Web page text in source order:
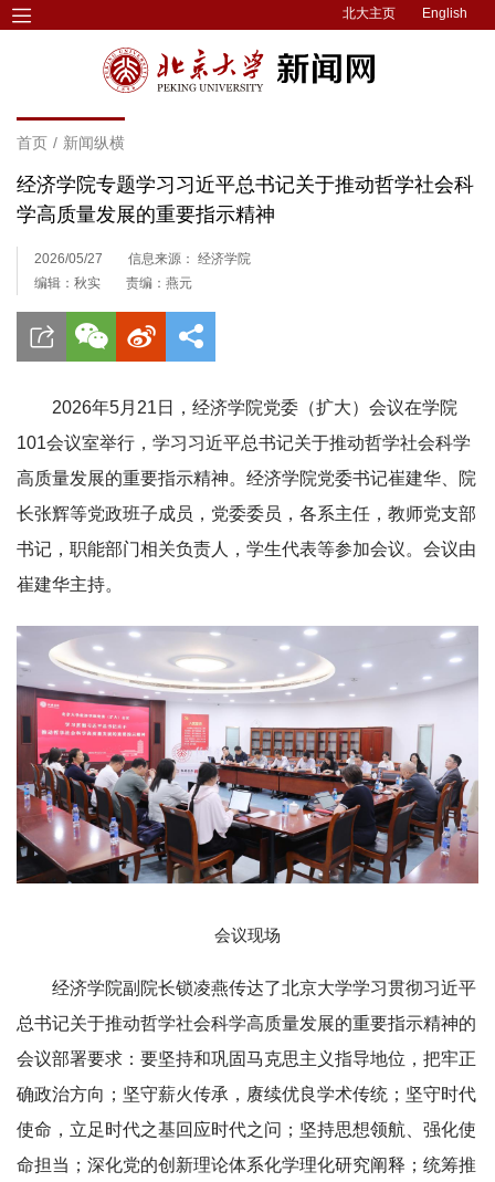
北大主页 English
首页 / 新闻纵横
经济学院专题学习习近平总书记关于推动哲学社会科
学高质量发展的重要指示精神
2026/05/27
信息来源： 经济学院
编辑：秋实
责编：燕元
2026年5月21日，经济学院党委（扩大）会议在学院
101会议室举行，学习习近平总书记关于推动哲学社会科学
高质量发展的重要指示精神。经济学院党委书记崔建华、院
长张辉等党政班子成员，党委委员，各系主任，教师党支部
书记，职能部门相关负责人，学生代表等参加会议。会议由
崔建华主持。
会议现场
经济学院副院长锁凌燕传达了北京大学学习贯彻习近平
总书记关于推动哲学社会科学高质量发展的重要指示精神的
会议部署要求：要坚持和巩固马克思主义指导地位，把牢正
确政治方向；坚守薪火传承，赓续优良学术传统；坚守时代
使命，立足时代之基回应时代之问；坚持思想领航、强化使
命担当；深化党的创新理论体系化学理化研究阐释；统筹推